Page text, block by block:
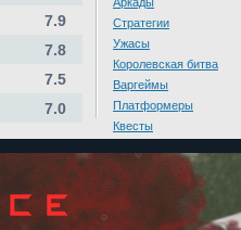
7.9
7.8
7.5
7.0
Стратегии
Ужасы
Королевская битва
Варгеймы
Платформеры
Квесты